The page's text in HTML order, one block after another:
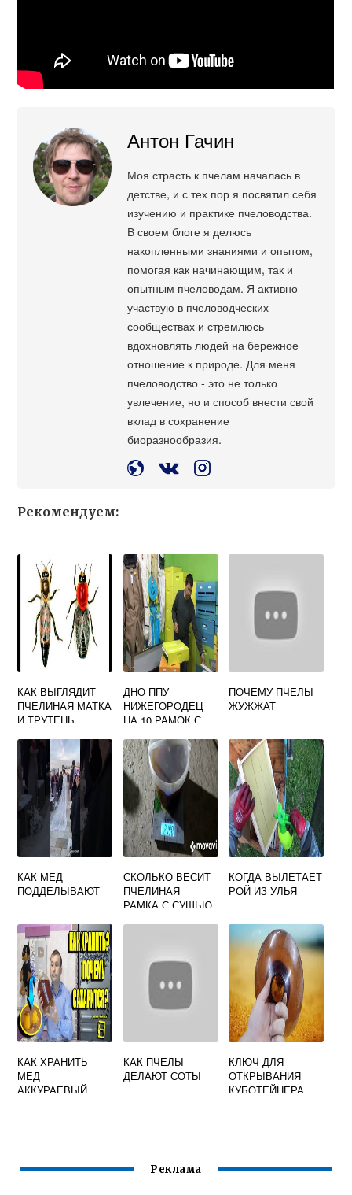
Антон Гачин
Моя страсть к пчелам началась в
детстве, и с тех пор я посвятил себя
изучению и практике пчеловодства.
В своем блоге я делюсь
накопленными знаниями и опытом,
помогая как начинающим, так и
опытным пчеловодам. Я активно
участвую в пчеловодческих
сообществах и стремлюсь
вдохновлять людей на бережное
отношение к природе. Для меня
пчеловодство - это не только
увлечение, но и способ внести свой
вклад в сохранение
биоразнообразия.
Рекомендуем:
КАК ВЫГЛЯДИТ
ПЧЕЛИНАЯ МАТКА
И ТРУТЕНЬ
ДНО ППУ
НИЖЕГОРОДЕЦ
НА 10 РАМОК С
ЛЕТКОМ
ПОЧЕМУ ПЧЕЛЫ
ЖУЖЖАТ
КАК МЕД
ПОДДЕЛЫВАЮТ
СКОЛЬКО ВЕСИТ
ПЧЕЛИНАЯ
РАМКА С СУШЬЮ
КОГДА ВЫЛЕТАЕТ
РОЙ ИЗ УЛЬЯ
КАК ХРАНИТЬ
МЕД
АККУРАЕВЫЙ
КАК ПЧЕЛЫ
ДЕЛАЮТ СОТЫ
КЛЮЧ ДЛЯ
ОТКРЫВАНИЯ
КУБОТЕЙНЕРА
Реклама